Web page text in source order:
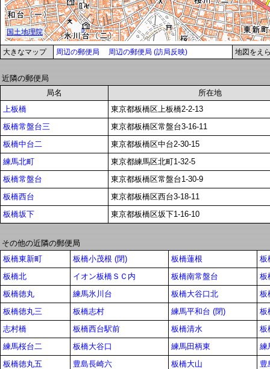
大きなマップ 周辺の郵便局 周辺の郵便局 (訪局反映) 地図をえ
近隣の郵便局
局名
所在地
上板橋
東京都板橋区上板橋2-2-13
板橋常盤台三
東京都板橋区常盤台3-16-11
板橋中台二
東京都板橋区中台2-30-15
練馬北町
東京都練馬区北町1-32-5
板橋常盤台
東京都板橋区常盤台1-30-9
板橋西台
東京都板橋区西台3-18-11
板橋坂下
東京都板橋区坂下1-16-10
その他の近隣の郵便局
板橋東新町
板橋小茂根 (閉) 板橋蓮根
板
板橋北
イオン板橋ＳＣ内 板橋南常盤台
板
板橋徳丸
練馬氷川台 板橋大谷口北
板
板橋徳丸三
板橋志村 練馬平和台 (閉)
板
志村橋
板橋西台駅前 板橋清水
板
練馬桜台二
板橋大谷口 練馬田柄東
練
板橋徳丸五
豊島長崎六 板橋大山 豊